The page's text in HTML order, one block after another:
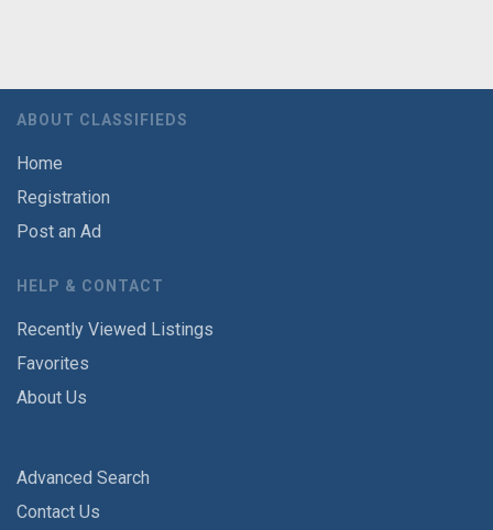
ABOUT CLASSIFIEDS
Home
Registration
Post an Ad
HELP & CONTACT
Recently Viewed Listings
Favorites
About Us
Advanced Search
Contact Us